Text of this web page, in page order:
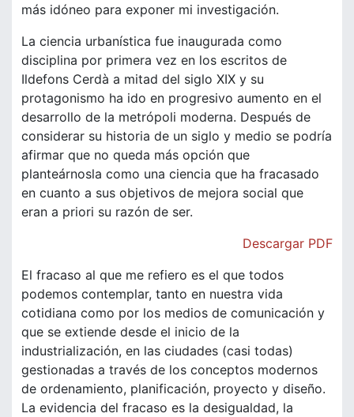
más idóneo para exponer mi investigación.
La ciencia urbanística fue inaugurada como
disciplina por primera vez en los escritos de
Ildefons Cerdà a mitad del siglo XIX y su
protagonismo ha ido en progresivo aumento en el
desarrollo de la metrópoli moderna. Después de
considerar su historia de un siglo y medio se podría
afirmar que no queda más opción que
planteárnosla como una ciencia que ha fracasado
en cuanto a sus objetivos de mejora social que
eran a priori su razón de ser.
Descargar PDF
El fracaso al que me refiero es el que todos
podemos contemplar, tanto en nuestra vida
cotidiana como por los medios de comunicación y
que se extiende desde el inicio de la
industrialización, en las ciudades (casi todas)
gestionadas a través de los conceptos modernos
de ordenamiento, planificación, proyecto y diseño.
La evidencia del fracaso es la desigualdad, la